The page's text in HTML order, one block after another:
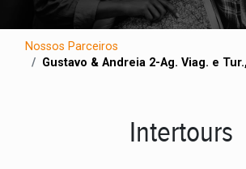
Nossos Parceiros
Gustavo & Andreia 2-Ag. Viag. e
Intertours